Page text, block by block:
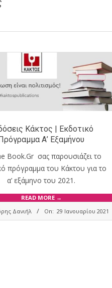
Κάκτος | Εκδοτικό
Α’ Εξαμήνου
Book.Gr σας παρουσιάζει το
πρόγραμμα του Κάκτου για το
α’ εξάμηνο του 2021.
READ MORE →
Δανιήλ On: 29 Ιανουαρίου 2021